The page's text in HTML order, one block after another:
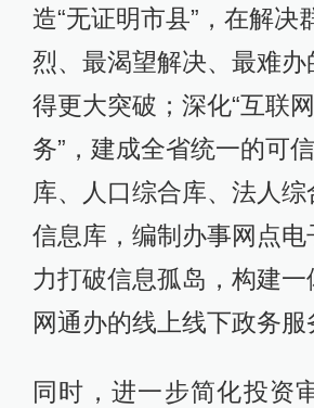
造“无证明市县”，在解决
烈、最渴望解决、最难办
得更大突破；深化“互联
务”，建成全省统一的可
库、人口综合库、法人综
信息库，编制办事网点电
力打破信息孤岛，构建一
网通办的线上线下政务服
同时，进一步简化投资